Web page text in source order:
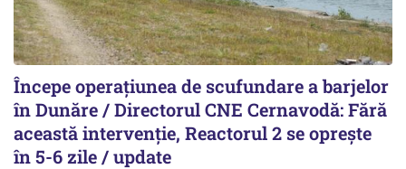
Începe operațiunea de scufundare a barjelor
în Dunăre / Directorul CNE Cernavodă: Fără
această intervenție, Reactorul 2 se oprește
în 5-6 zile / update